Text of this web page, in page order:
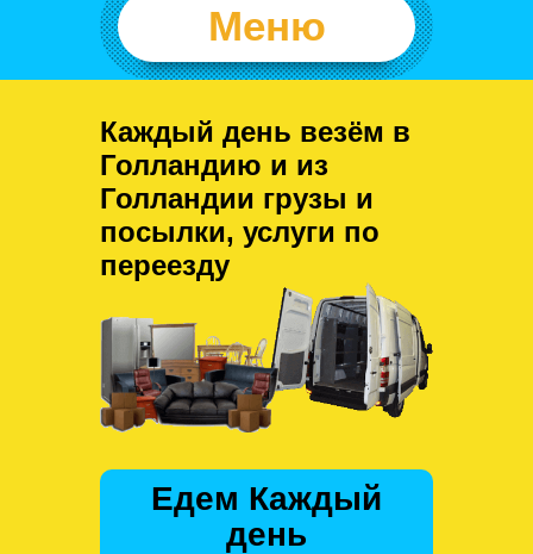
Меню
Каждый день везём в
Голландию и из
Голландии грузы и
посылки, услуги по
переезду
Едем Каждый
день